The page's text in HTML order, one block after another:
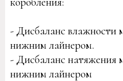
- Дисбаланс влажности
нижним лайнером.
- Дисбаланс натяжения
нижним лайнером